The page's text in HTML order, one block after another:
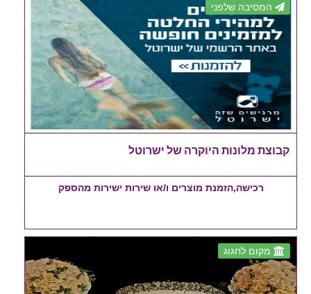
המסיבה שלפני
קבוצת מלונות היוקרה של ישרוטל
רכישה,הזמנת מוצרים ו/או שירות ישירות מהספק
מקום לחגוג